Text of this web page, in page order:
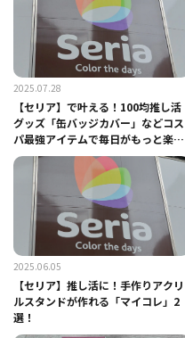
2025.07.28
【セリア】で叶える！100均推し活
グッズ「缶バッジカバー」などコス
パ最強アイテムで毎日がもっと楽し
く！
2025.06.05
【セリア】推し活に！手作りアクリ
ルスタンドが作れる「マイコレ」2
選！